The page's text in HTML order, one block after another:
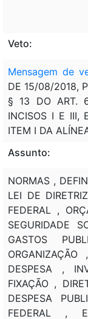
Veto:
Mensagem de
DE 15/08/2018,
§ 13 DO ART.
INCISOS I E III,
ITEM I DA
Assunto:
NORMAS ,
LEI DE
FEDERAL ,
SEGURIDADE
GASTOS
DESPESA ,
FIXAÇÃO ,
DESPESA
FEDERAL ,